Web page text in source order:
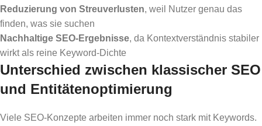
Reduzierung von Streuverlusten, weil Nutzer genau das
finden, was sie suchen
Nachhaltige SEO-Ergebnisse, da Kontextverständnis stabiler
wirkt als reine Keyword-Dichte
Unterschied zwischen klassischer SEO
und Entitätenoptimierung
Viele SEO-Konzepte arbeiten immer noch stark mit Keywords.